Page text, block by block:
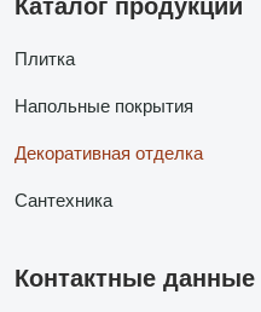
Каталог продукции
Плитка
Напольные покрытия
Декоративная отделка
Сантехника
Контактные данные